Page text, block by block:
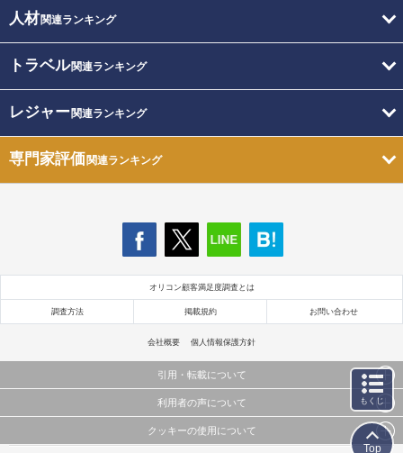
人材関連ランキング
トラベル関連ランキング
レジャー関連ランキング
専門家評価関連ランキング
オリコン顧客満足度調査とは
調査方法 掲載規約 お問い合わせ
会社概要 個人情報保護方針
引用・転載について
当サイトで公開されている情報（文字、写真、イラスト、画像データ等）及びこれらの配置・
これらの情報を権利者の許可なく無断転載・複製などの二次利用を行うことは固く禁じており
利用者の声について
当サイトに掲載している内容はすべてサービスの利用者が提出された見解・感想です。
クッキーの使用について
もくじ
Top